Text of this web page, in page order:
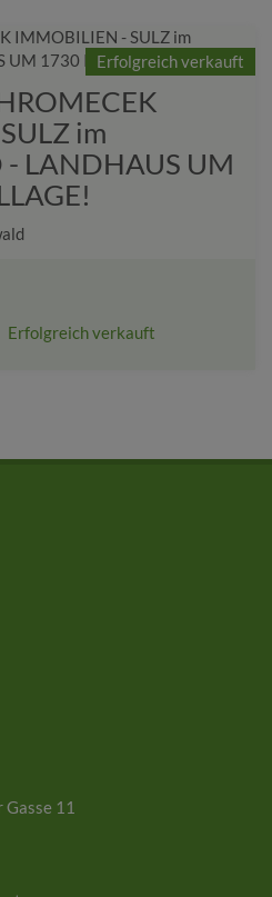
Erfolgreich verkauft
im
LANDHAUS UM
Erfolgreich verkauft
11